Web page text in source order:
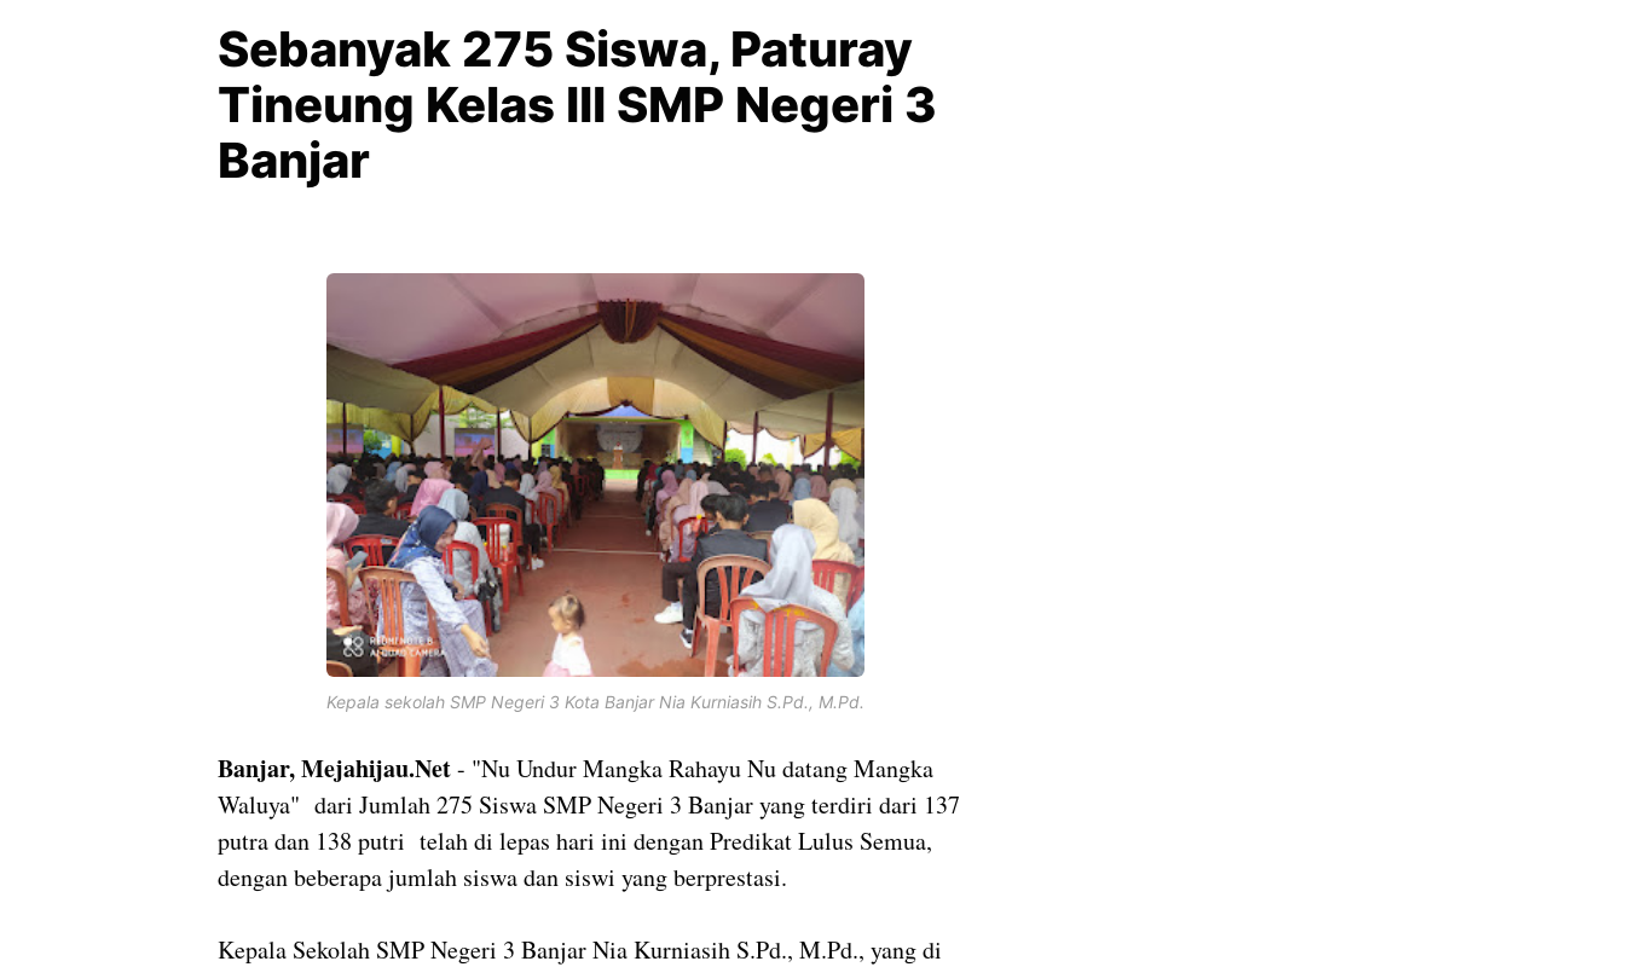
Sebanyak 275 Siswa, Paturay
Tineung Kelas III SMP Negeri 3
Banjar
Kepala sekolah SMP Negeri 3 Kota Banjar Nia Kurniasih S.Pd., M.Pd.
Banjar, Mejahijau.Net- "Nu Undur Mangka Rahayu Nu datang Mangka
Waluya" dari Jumlah 275 Siswa SMP Negeri 3 Banjar yang terdiri dari 137
putra dan 138 putri telah di lepas hari ini dengan Predikat Lulus Semua,
dengan beberapa jumlah siswa dan siswi yang berprestasi.
Kepala Sekolah SMP Negeri 3 Banjar Nia Kurniasih S.Pd., M.Pd., yang di